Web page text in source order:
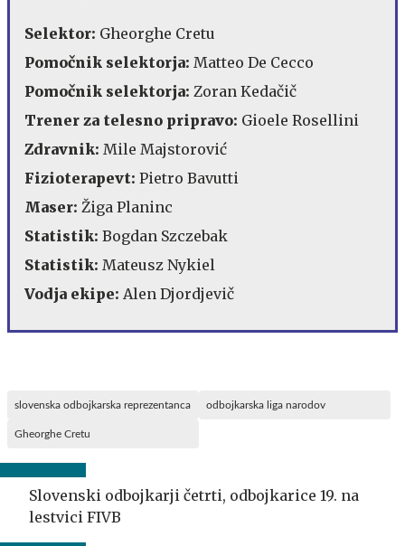
Selektor: Gheorghe Cretu
Pomočnik selektorja: Matteo De Cecco
Pomočnik selektorja: Zoran Kedačič
Trener za telesno pripravo: Gioele Rosellini
Zdravnik: Mile Majstorović
Fizioterapevt: Pietro Bavutti
Maser: Žiga Planinc
Statistik: Bogdan Szczebak
Statistik: Mateusz Nykiel
Vodja ekipe: Alen Djordjevič
slovenska odbojkarska reprezentanca odbojkarska liga narodov
Gheorghe Cretu
Slovenski odbojkarji četrti, odbojkarice 19. na
lestvici FIVB